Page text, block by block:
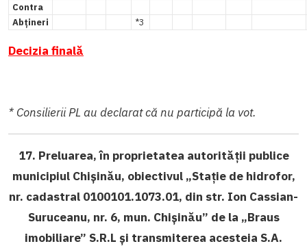
Contra
Abțineri
*3
Decizia finală
* Consilierii PL au declarat că nu participă la vot.
17. Preluarea, în proprietatea autorității publice
municipiul Chișinău, obiectivul „Stație de hidrofor,
nr. cadastral 0100101.1073.01, din str. Ion Cassian-
Suruceanu, nr. 6, mun. Chișinău” de la „Braus
imobiliare” S.R.L și transmiterea acesteia S.A.